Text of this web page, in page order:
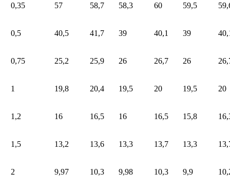
0,35 57 58,7 58,3 60 59,5
0,5 40,5 41,7 39 40,1 39
0,75 25,2 25,9 26 26,7 26
1 19,8 20,4 19,5 20 19,5 20
1,2 16 16,5 16 16,5 15,8
1,5 13,2 13,6 13,3 13,7 13,3
2 9,97 10,3 9,98 10,3 9,9